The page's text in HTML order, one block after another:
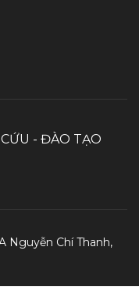
- ĐÀO TẠO
Nguyễn Chí Thanh,